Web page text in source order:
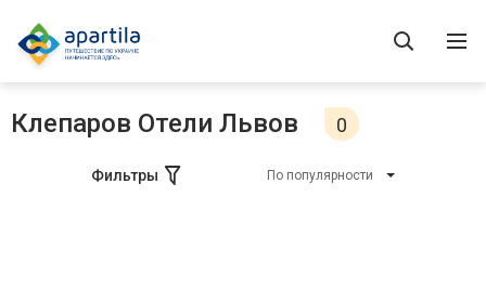
Клепаров Отели Львов 0
Фильтры По популярности